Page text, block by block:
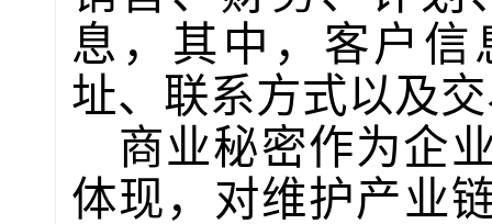
息，其中，客户
址、联系方式以及
商业秘密作为企
体现，对维护产业